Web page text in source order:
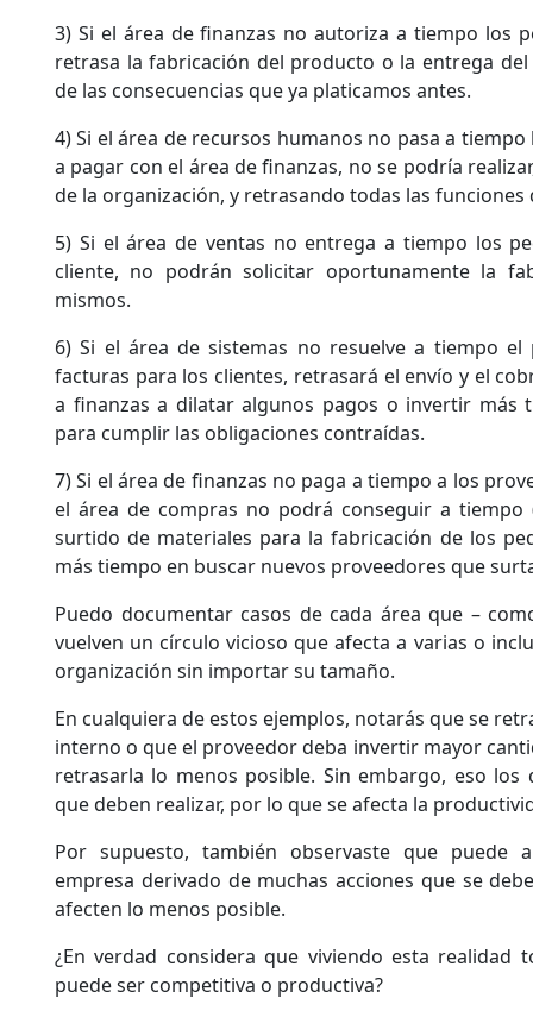
3) Si el área de finanzas no autoriza a tiempo los
retrasa la fabricación del producto o la entrega
de las consecuencias que ya platicamos antes.
4) Si el área de recursos humanos no pasa a
a pagar con el área de finanzas, no se podría
de la organización, y retrasando todas las funciones
5) Si el área de ventas no entrega a tiempo los
cliente, no podrán solicitar oportunamente la
mismos.
6) Si el área de sistemas no resuelve a tiempo
facturas para los clientes, retrasará el envío y el
a finanzas a dilatar algunos pagos o invertir más
para cumplir las obligaciones contraídas.
7) Si el área de finanzas no paga a tiempo a los
el área de compras no podrá conseguir a tiempo
surtido de materiales para la fabricación de los
más tiempo en buscar nuevos proveedores que
Puedo documentar casos de cada área que –
vuelven un círculo vicioso que afecta a varias o
organización sin importar su tamaño.
En cualquiera de estos ejemplos, notarás que se
interno o que el proveedor deba invertir mayor
retrasarla lo menos posible. Sin embargo, eso los
que deben realizar, por lo que se afecta la
Por supuesto, también observaste que puede
empresa derivado de muchas acciones que se
afecten lo menos posible.
¿En verdad considera que viviendo esta realidad
puede ser competitiva o productiva?